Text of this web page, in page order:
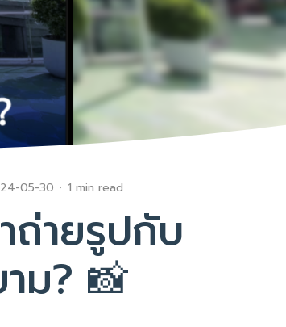
05-30 · 1 min read
ายรูปกับ
ม? 📸